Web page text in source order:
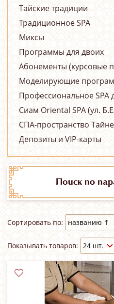
Сортировать по:
Показывать товаров:
Тайские традиции
Традиционное SPA
Миксы
Программы для двоих
Абонементы (курсовые
Моделирующие
Профессиональное SPA
Сиам Oriental SPA (ул.
СПА-пространство
Депозиты и VIP-карты
Поиск по